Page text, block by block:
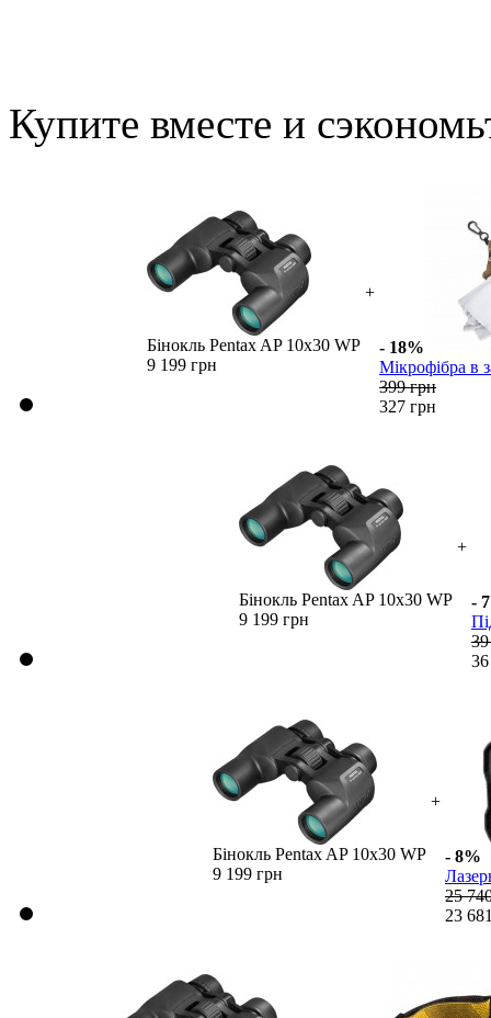
Купите вместе и
Бінокль Pentax AP 10x30 WP
9 199 грн
+
- 18%
Мікрофібра в
399 грн
327 грн
Бінокль Pentax AP 10x30 WP
9 199 грн
+
-
Бінокль Pentax AP 10x30 WP
9 199 грн
+
- 8%
25
23